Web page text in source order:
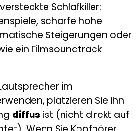
Schlafkiller:
scharfe hohe
Steigerungen oder
ein Filmsoundtrack
im
platzieren Sie ihn
diffus ist (nicht direkt auf